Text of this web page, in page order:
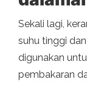
Sekali lagi,
suhu tinggi
digunakan
pembakaran